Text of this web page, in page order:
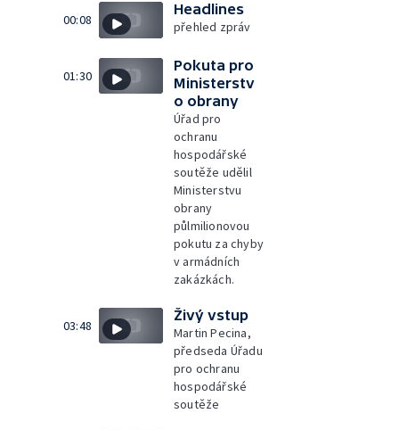
00:08
Headlines
přehled zpráv
01:30
Pokuta pro
Ministerstv
o obrany
Úřad pro
ochranu
hospodářské
soutěže udělil
Ministerstvu
obrany
půlmilionovou
pokutu za chyby
v armádních
zakázkách.
03:48
Živý vstup
Martin Pecina,
předseda Úřadu
pro ochranu
hospodářské
soutěže